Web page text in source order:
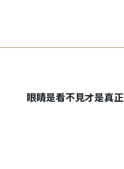
眼睛是看不見才是真